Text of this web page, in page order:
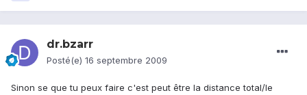
dr.bzarr
Posté(e) 16 septembre 2009
Sinon se que tu peux faire c'est peut être la distance total/le